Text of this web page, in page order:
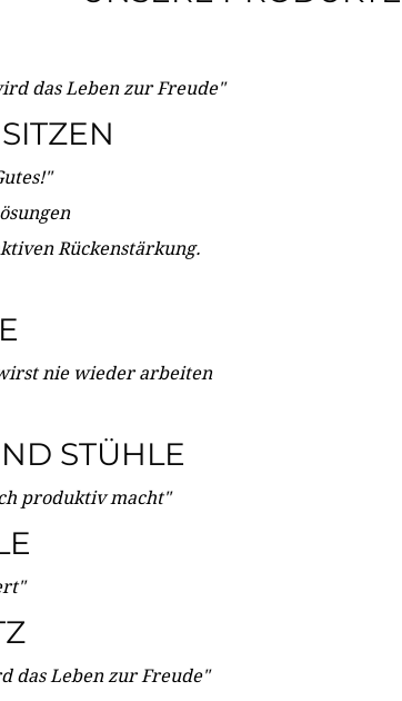
das Leben zur Freude"
Rückenstärkung.
nie wieder arbeiten
STÜHLE
produktiv macht"
das Leben zur Freude"